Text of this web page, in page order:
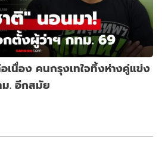
เนื่อง คนกรุงเทใจทิ้งห่างคู่แข่ง
ม. อีกสมัย